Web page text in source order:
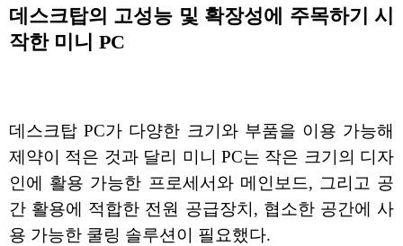
데스크탑의 고성능 및 확장성에 주목하기 시
작한 미니 PC
데스크탑 PC가 다양한 크기와 부품을 이용 가능해
제약이 적은 것과 달리 미니 PC는 작은 크기의 디자
인에 활용 가능한 프로세서와 메인보드, 그리고 공
간 활용에 적합한 전원 공급장치, 협소한 공간에 사
용 가능한 쿨링 솔루션이 필요했다.